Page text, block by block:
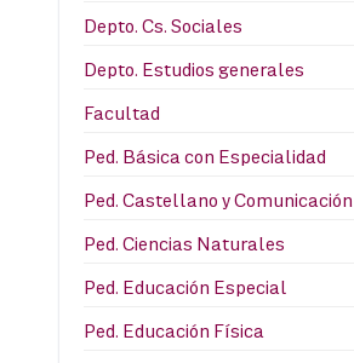
Depto. Cs. Sociales
Depto. Estudios generales
Facultad
Ped. Básica con Especialidad
Ped. Castellano y Comunicación
Ped. Ciencias Naturales
Ped. Educación Especial
Ped. Educación Física